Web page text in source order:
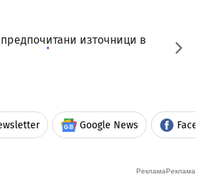
източници в
Google News